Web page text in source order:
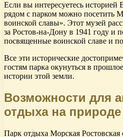
Если вы интересуетесь
рядом с парком можно посетить
воинской славы». Этот музей
за Ростов-на-Дону в 1941 году и
посвященные воинской славе и
Все эти исторические
гостям парка окунуться в
истории этой земли.
Возможности для
отдыха на природе
Парк отдыха Морская Ростовская